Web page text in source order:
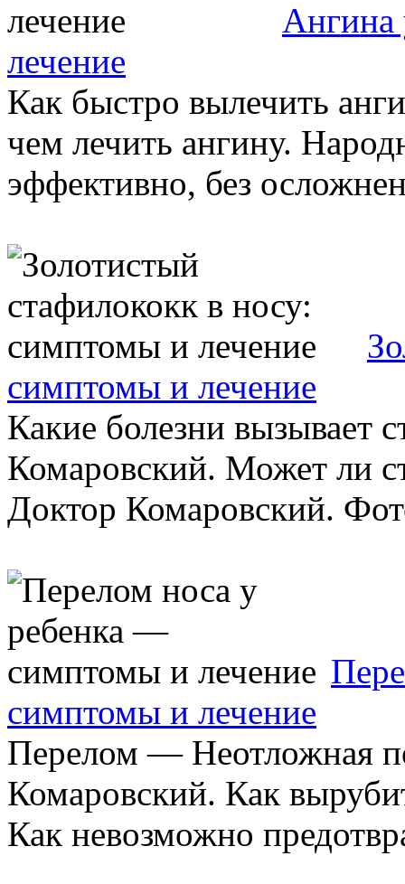
Ангина
лечение
Как быстро вылечить
чем лечить ангину.
эффективно, без
симптомы и лечение
Какие болезни вызывает
Комаровский. Может ли
Доктор Комаровский.
симптомы и лечение
Перелом — Неотложная
Комаровский. Как
Как невозможно